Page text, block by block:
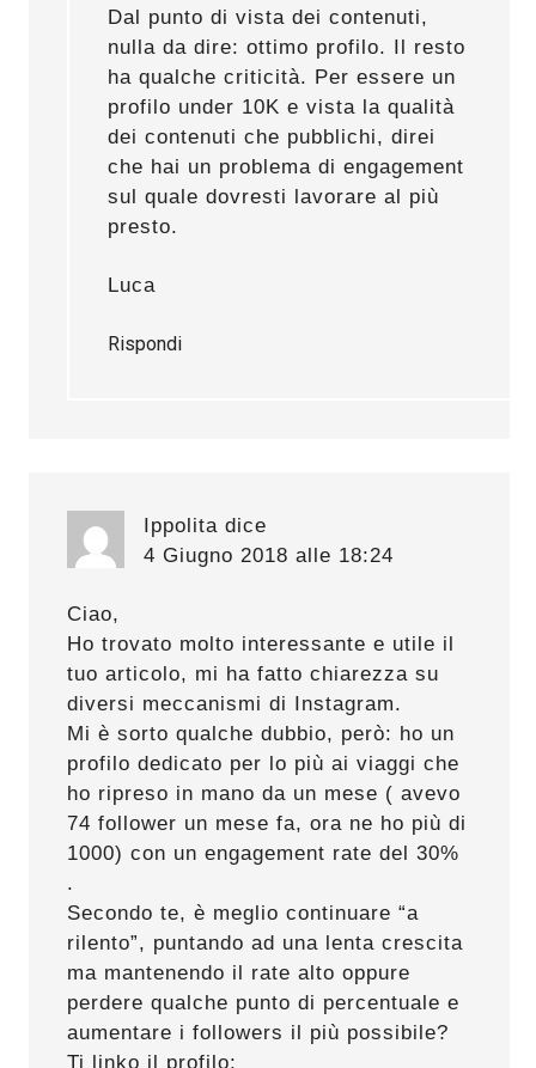
Dal punto di vista dei contenuti,
nulla da dire: ottimo profilo. Il resto
ha qualche criticità. Per essere un
profilo under 10K e vista la qualità
dei contenuti che pubblichi, direi
che hai un problema di engagement
sul quale dovresti lavorare al più
presto.
Luca
Rispondi
Ippolita dice
4 Giugno 2018 alle 18:24
Ciao,
Ho trovato molto interessante e utile il
tuo articolo, mi ha fatto chiarezza su
diversi meccanismi di Instagram.
Mi è sorto qualche dubbio, però: ho un
profilo dedicato per lo più ai viaggi che
ho ripreso in mano da un mese ( avevo
74 follower un mese fa, ora ne ho più di
1000) con un engagement rate del 30%
.
Secondo te, è meglio continuare “a
rilento”, puntando ad una lenta crescita
ma mantenendo il rate alto oppure
perdere qualche punto di percentuale e
aumentare i followers il più possibile?
Ti linko il profilo: